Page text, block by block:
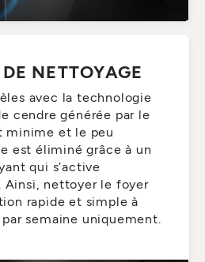
NETTOYAGE
avec la technologie
cendre générée par le
minime et le peu
est éliminé grâce à un
qui s’active
Ainsi, nettoyer le foyer
rapide et simple à
semaine uniquement.